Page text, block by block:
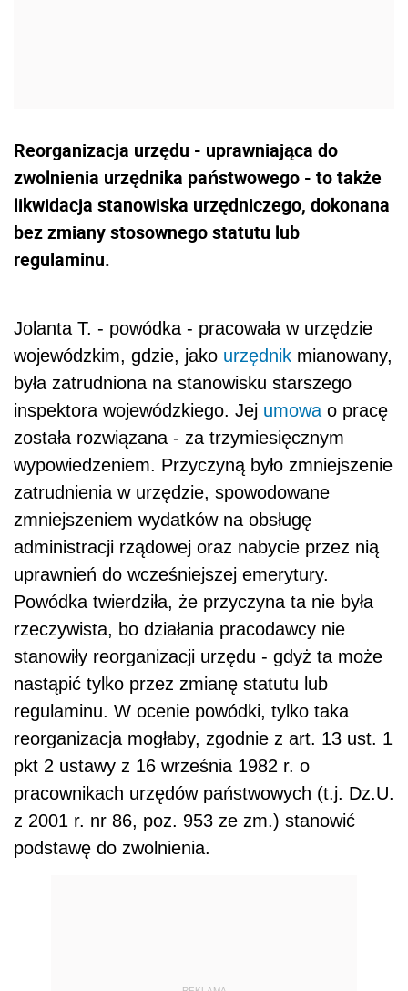
Reorganizacja urzędu - uprawniająca do
zwolnienia urzędnika państwowego - to także
likwidacja stanowiska urzędniczego, dokonana
bez zmiany stosownego statutu lub
regulaminu.
Jolanta T. - powódka - pracowała w urzędzie
wojewódzkim, gdzie, jako urzędnik mianowany,
była zatrudniona na stanowisku starszego
inspektora wojewódzkiego. Jej umowa o pracę
została rozwiązana - za trzymiesięcznym
wypowiedzeniem. Przyczyną było zmniejszenie
zatrudnienia w urzędzie, spowodowane
zmniejszeniem wydatków na obsługę
administracji rządowej oraz nabycie przez nią
uprawnień do wcześniejszej emerytury.
Powódka twierdziła, że przyczyna ta nie była
rzeczywista, bo działania pracodawcy nie
stanowiły reorganizacji urzędu - gdyż ta może
nastąpić tylko przez zmianę statutu lub
regulaminu. W ocenie powódki, tylko taka
reorganizacja mogłaby, zgodnie z art. 13 ust. 1
pkt 2 ustawy z 16 września 1982 r. o
pracownikach urzędów państwowych (t.j. Dz.U.
z 2001 r. nr 86, poz. 953 ze zm.) stanowić
podstawę do zwolnienia.